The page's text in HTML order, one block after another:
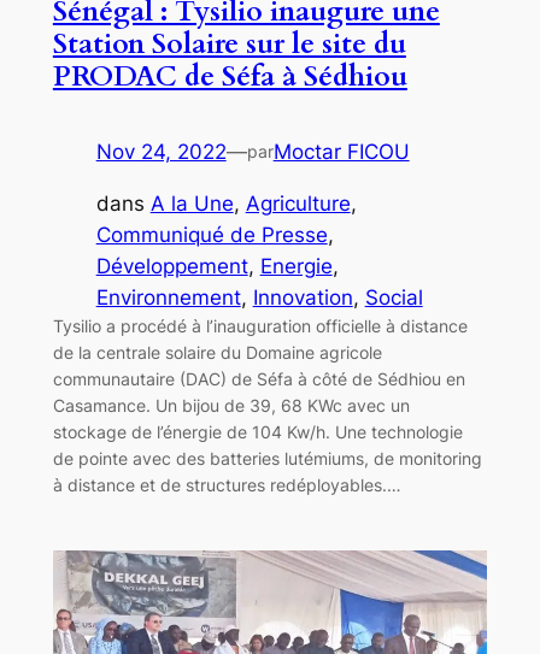
Sénégal : Tysilio inaugure une
Station Solaire sur le site du
PRODAC de Séfa à Sédhiou
Nov 24, 2022—parMoctar FICOU
dans A la Une, Agriculture
Communiqué de Presse
Développement, Energie
Environnement, Innovation, Social
Tysilio a procédé à l’inauguration officielle à distance
de la centrale solaire du Domaine agricole
communautaire (DAC) de Séfa à côté de Sédhiou en
Casamance. Un bijou de 39, 68 KWc avec un
stockage de l’énergie de 104 Kw/h. Une technologie
de pointe avec des batteries lutémiums, de monitoring
à distance et de structures redéployables.…